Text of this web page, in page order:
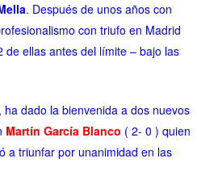
. Después de unos años con
con triufo en Madrid
ellas antes del límite – bajo las
dado la bienvenida a dos nuevos
Martín García Blanco ( 2- 0 ) quien
a triunfar por unanimidad en las